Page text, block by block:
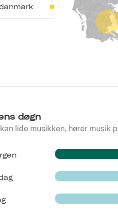
døgn
lide musikken, hører musik